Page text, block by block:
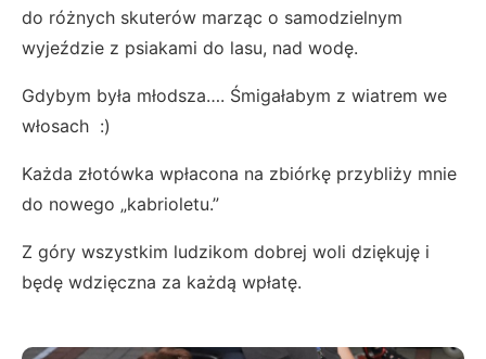
do różnych skuterów marząc o samodzielnym
wyjeździe z psiakami do lasu, nad wodę.
Gdybym była młodsza…. Śmigałabym z wiatrem we
włosach :)
Każda złotówka wpłacona na zbiórkę przybliży mnie
do nowego „kabrioletu.”
Z góry wszystkim ludzikom dobrej woli dziękuję i
będę wdzięczna za każdą wpłatę.